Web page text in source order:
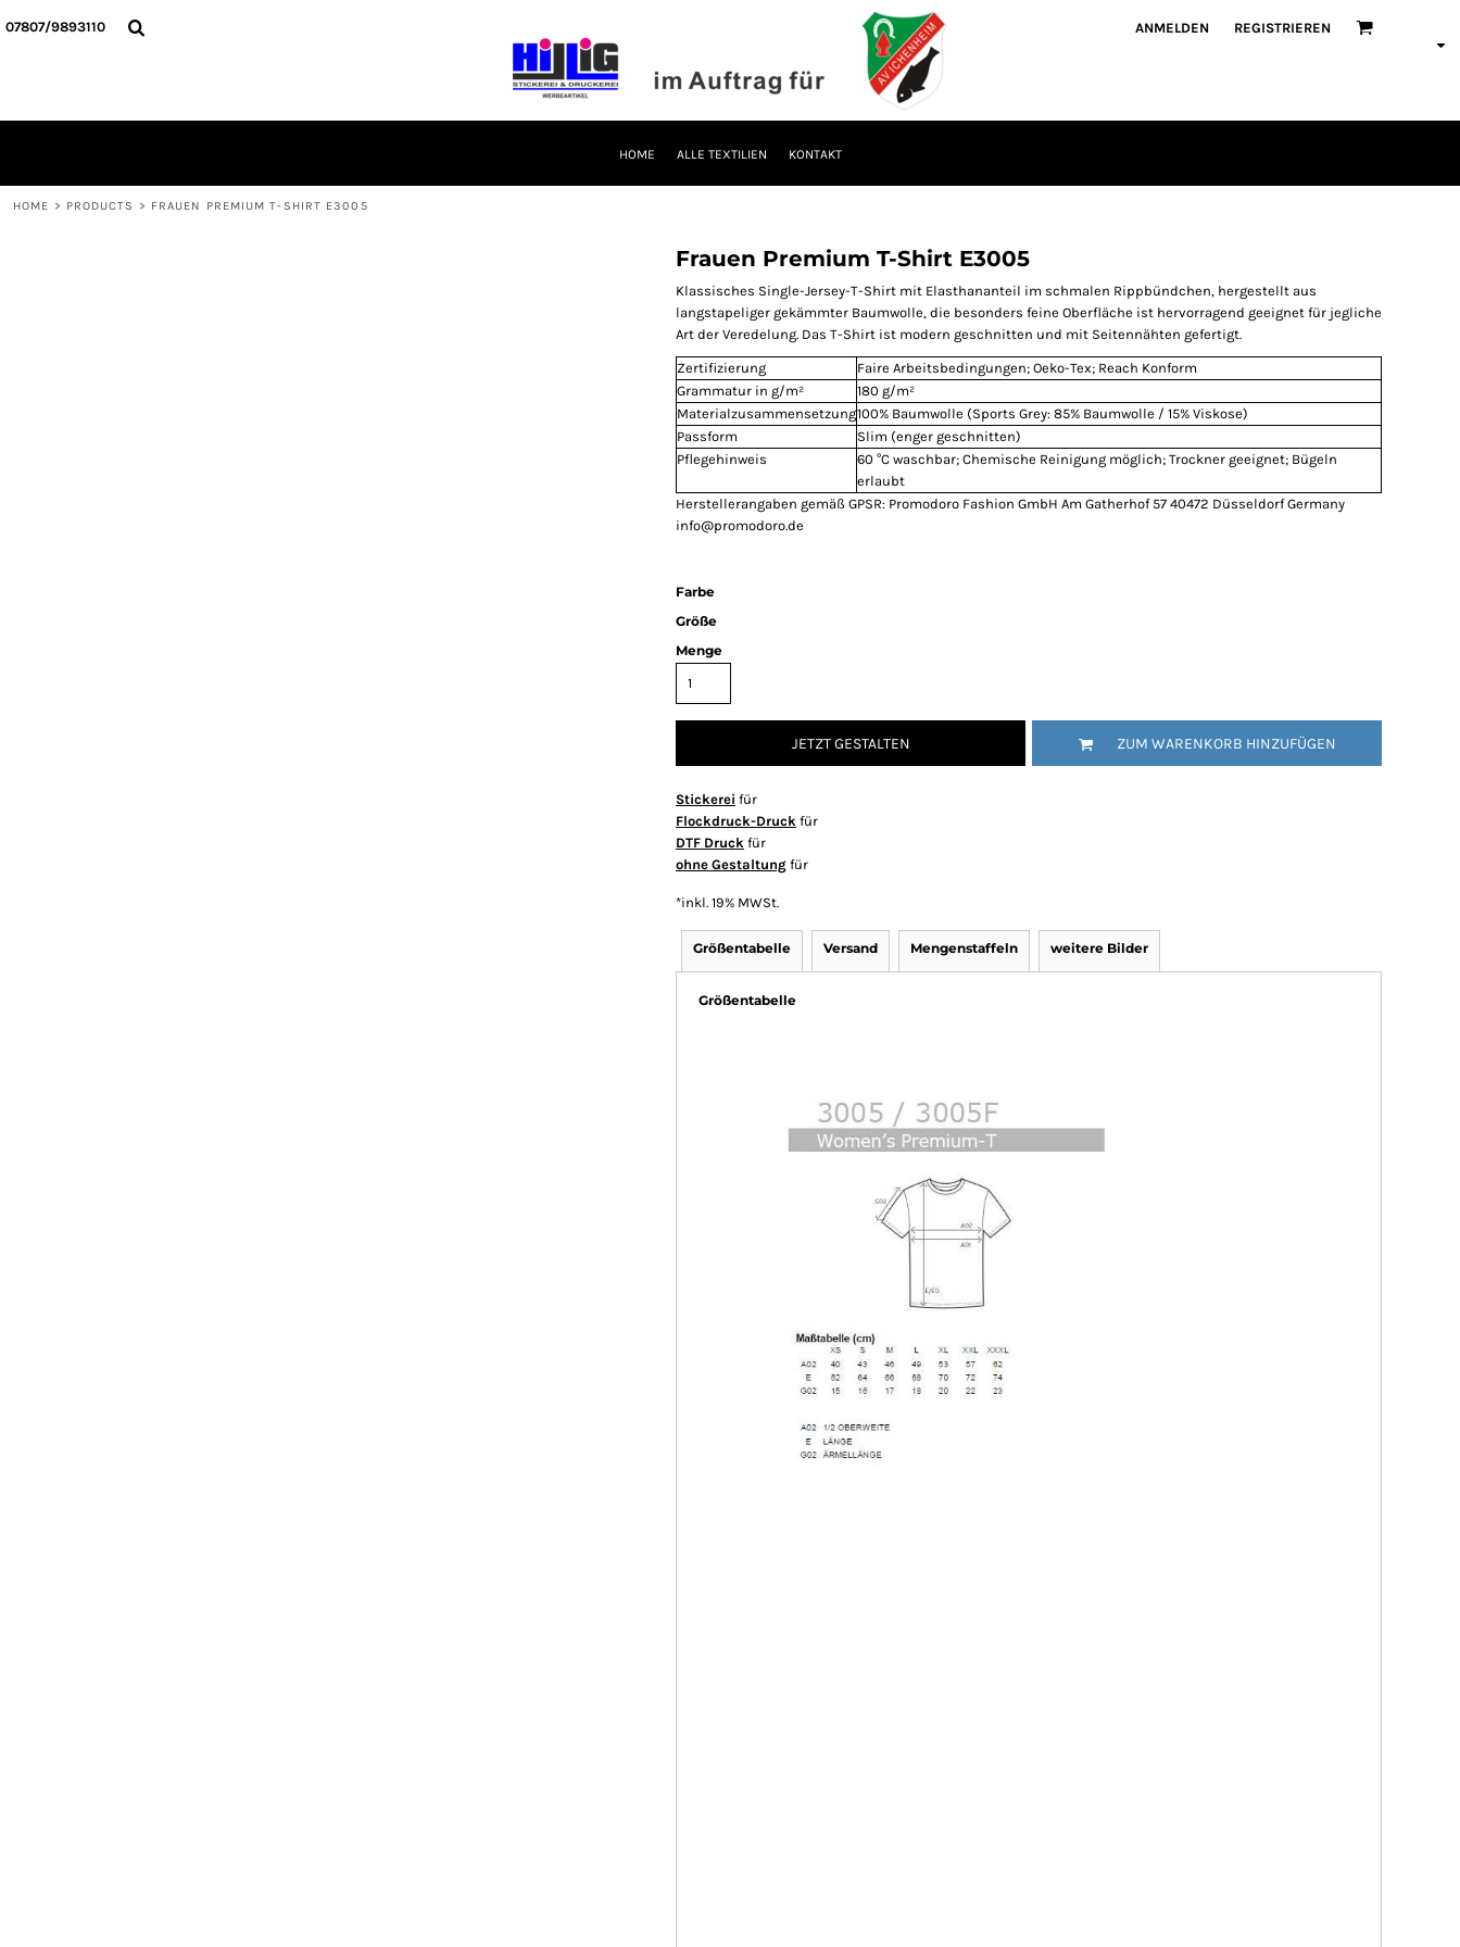
07807/9893110 ANMELDEN REGISTRIEREN
HOME ALLE TEXTILIEN KONTAKT
HOME > PRODUCTS > FRAUEN PREMIUM T-SHIRT E3005
Frauen Premium T-Shirt E3005
Klassisches Single-Jersey-T-Shirt mit Elasthananteil im schmalen Rippbündchen, hergestellt aus
langstapeliger gekämmter Baumwolle, die besonders feine Oberfläche ist hervorragend geeignet für jegliche
Art der Veredelung. Das T-Shirt ist modern geschnitten und mit Seitennähten gefertigt.
Zertifizierung
Faire Arbeitsbedingungen; Oeko-Tex; Reach Konform
Grammatur in g/m²
180 g/m²
Materialzusammensetzung100% Baumwolle (Sports Grey: 85% Baumwolle / 15% Viskose)
Passform
Slim (enger geschnitten)
Pflegehinweis
60 °C waschbar; Chemische Reinigung möglich; Trockner geeignet; Bügeln
erlaubt
Herstellerangaben gemäß GPSR: Promodoro Fashion GmbH Am Gatherhof 57 40472 Düsseldorf Germany
info@promodoro.de
Farbe
Größe
Menge
JETZT GESTALTEN ZUM WARENKORB HINZUFÜGEN
Stickerei für
Flockdruck-Druck für
DTF Druck für
ohne Gestaltung für
*inkl. 19% MWSt.
Größentabelle Versand Mengenstaffeln weitere Bilder
Größentabelle
HOME
ANMELDEN